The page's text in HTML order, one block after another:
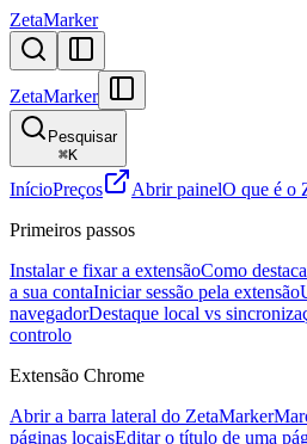
ZetaMarker
ZetaMarker
Pesquisar
⌘K
InícioPreços Abrir painelO que é o
Primeiros passos
Instalar e fixar a extensãoComo
a sua contaIniciar sessão pela extensão
navegadorDestaque local vs
controlo
Extensão Chrome
Abrir a barra lateral do ZetaMarker
páginas locaisEditar o título de uma